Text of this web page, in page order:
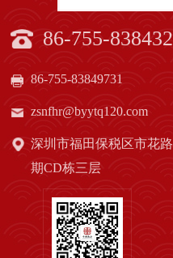
86-755-
86-755-83849731
zsnfhr@byytq120.com
深圳市福田保税区市花
期CD栋三层